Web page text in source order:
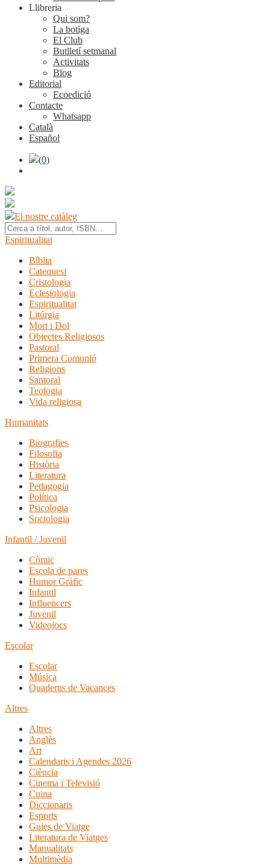
Llibreria
Qui som?
La botiga
El Club
Butlletí setmanal
Activitats
Blog
Editorial
Ecoedició
Contacte
Whatsapp
Català
Español
(0)
El nostre catàleg
Espiritualitat
Bíblia
Catequesi
Cristologia
Eclesiologia
Espiritualitat
Litúrgia
Mort i Dol
Objectes Religiosos
Pastoral
Primera Comunió
Religions
Santoral
Teologia
Vida religiosa
Humanitats
Biografies
Filosofia
Història
Literatura
Pedagogia
Política
Psicologia
Sociologia
Infantil / Juvenil
Còmic
Escola de pares
Humor Gràfic
Infantil
Influencers
Juvenil
Videojocs
Escolar
Escolar
Música
Quaderns de Vacances
Altres
Altres
Anglès
Art
Calendaris i Agendes 2026
Ciència
Cinema i Televisió
Cuina
Diccionaris
Esports
Guies de Viatge
Literatura de Viatges
Manualitats
Multimèdia